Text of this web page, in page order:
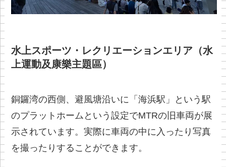
水上スポーツ・レクリエーションエリア（水
上運動及康樂主題區）
銅鑼湾の西側、避風塘沿いに「海浜駅」という駅
のプラットホームという設定でMTRの旧車両が展
示されています。実際に車両の中に入ったり写真
を撮ったりすることができます。